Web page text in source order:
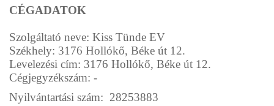
CÉGADATOK
Szolgáltató neve: Kiss Tünde EV
Székhely: 3176 Hollókő, Béke út 12.
Levelezési cím: 3176 Hollókő, Béke út 12.
Cégjegyzékszám: -
Nyilvántartási szám: 28253883